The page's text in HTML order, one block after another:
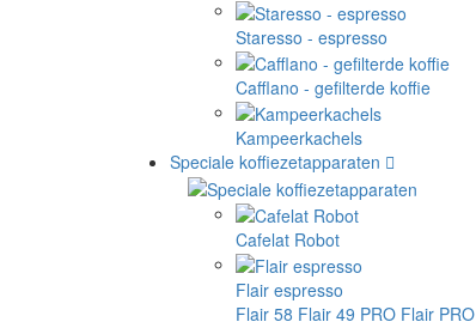
Staresso - espresso
Cafflano - gefilterde koffie
Kampeerkachels
Speciale koffiezetapparaten
Cafelat Robot
Flair espresso
Flair 58 Flair 49 PRO Flair PRO